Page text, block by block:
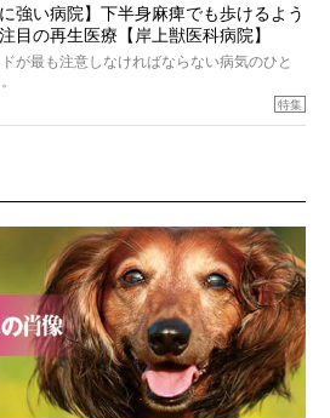
に強い病院】下半身麻痺でも歩けるよう
目の再生医療【岸上獣医科病院】
が最も注意しなければならない病気のひと
アに、負けない』では、ヘルニアに強い動物
や、ヘルニアを乗り越えたご家族のインタビ
る治療により、歩けなかった子が投与37日で
特集